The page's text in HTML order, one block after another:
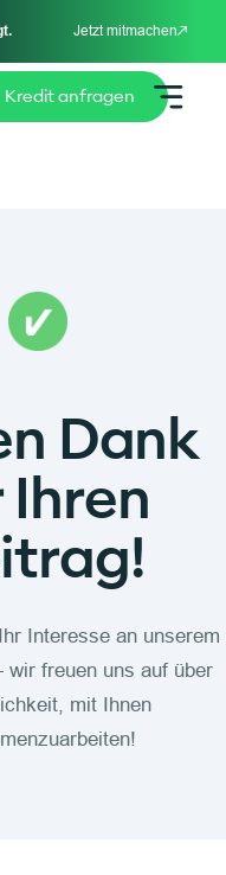
Jetzt mitmachen
Kredit anfragen
Dank
Interesse an unserem
freuen uns auf über
mit Ihnen